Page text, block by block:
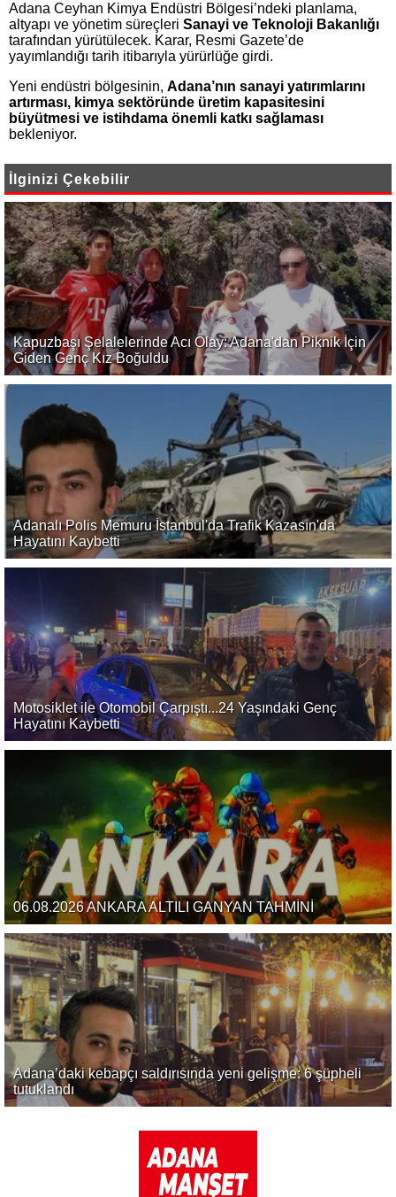
Adana Ceyhan Kimya Endüstri Bölgesi’ndeki planlama,
altyapı ve yönetim süreçleri Sanayi ve Teknoloji Bakanlığı
tarafından yürütülecek. Karar, Resmi Gazete’de
yayımlandığı tarih itibarıyla yürürlüğe girdi.
Yeni endüstri bölgesinin, Adana’nın sanayi yatırımlarını
artırması, kimya sektöründe üretim kapasitesini
büyütmesi ve istihdama önemli katkı sağlaması
bekleniyor.
İlginizi Çekebilir
Kapuzbaşı Şelalelerinde Acı Olay: Adana'dan Piknik İçin
Giden Genç Kız Boğuldu
Adanalı Polis Memuru İstanbul'da Trafik Kazasın'da
Hayatını Kaybetti
Motosiklet ile Otomobil Çarpıştı...24 Yaşındaki Genç
Hayatını Kaybetti
06.08.2026 ANKARA ALTILI GANYAN TAHMİNİ
Adana’daki kebapçı saldırısında yeni gelişme: 6 şüpheli
tutuklandı